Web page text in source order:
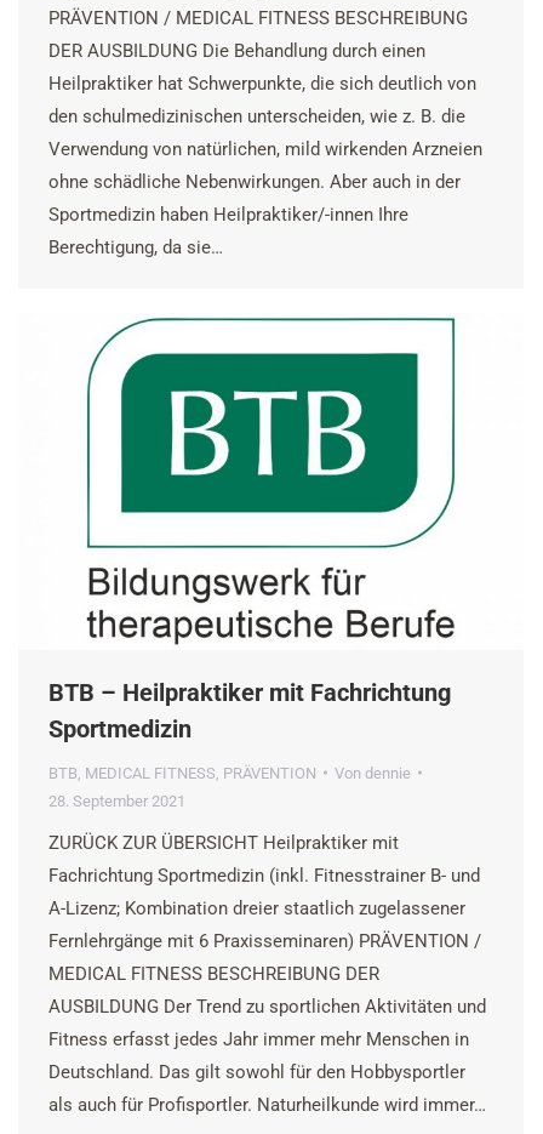
PRÄVENTION / MEDICAL FITNESS BESCHREIBUNG
DER AUSBILDUNG Die Behandlung durch einen
Heilpraktiker hat Schwerpunkte, die sich deutlich von
den schulmedizinischen unterscheiden, wie z. B. die
Verwendung von natürlichen, mild wirkenden Arzneien
ohne schädliche Nebenwirkungen. Aber auch in der
Sportmedizin haben Heilpraktiker/-innen Ihre
Berechtigung, da sie…
BTB – Heilpraktiker mit Fachrichtung
Sportmedizin
BTB MEDICAL FITNESS PRÄVENTION Von dennie
28. September 2021
ZURÜCK ZUR ÜBERSICHT Heilpraktiker mit
Fachrichtung Sportmedizin (inkl. Fitnesstrainer B- und
A-Lizenz; Kombination dreier staatlich zugelassener
Fernlehrgänge mit 6 Praxisseminaren) PRÄVENTION /
MEDICAL FITNESS BESCHREIBUNG DER
AUSBILDUNG Der Trend zu sportlichen Aktivitäten und
Fitness erfasst jedes Jahr immer mehr Menschen in
Deutschland. Das gilt sowohl für den Hobbysportler
als auch für Profisportler. Naturheilkunde wird immer…